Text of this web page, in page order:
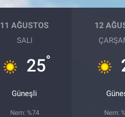
11 AĞUSTOS
SALI
25°
Güneşli
Nem: %74
12
Nem: